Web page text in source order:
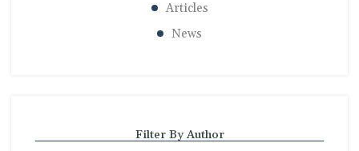
Articles
News
Filter By Author